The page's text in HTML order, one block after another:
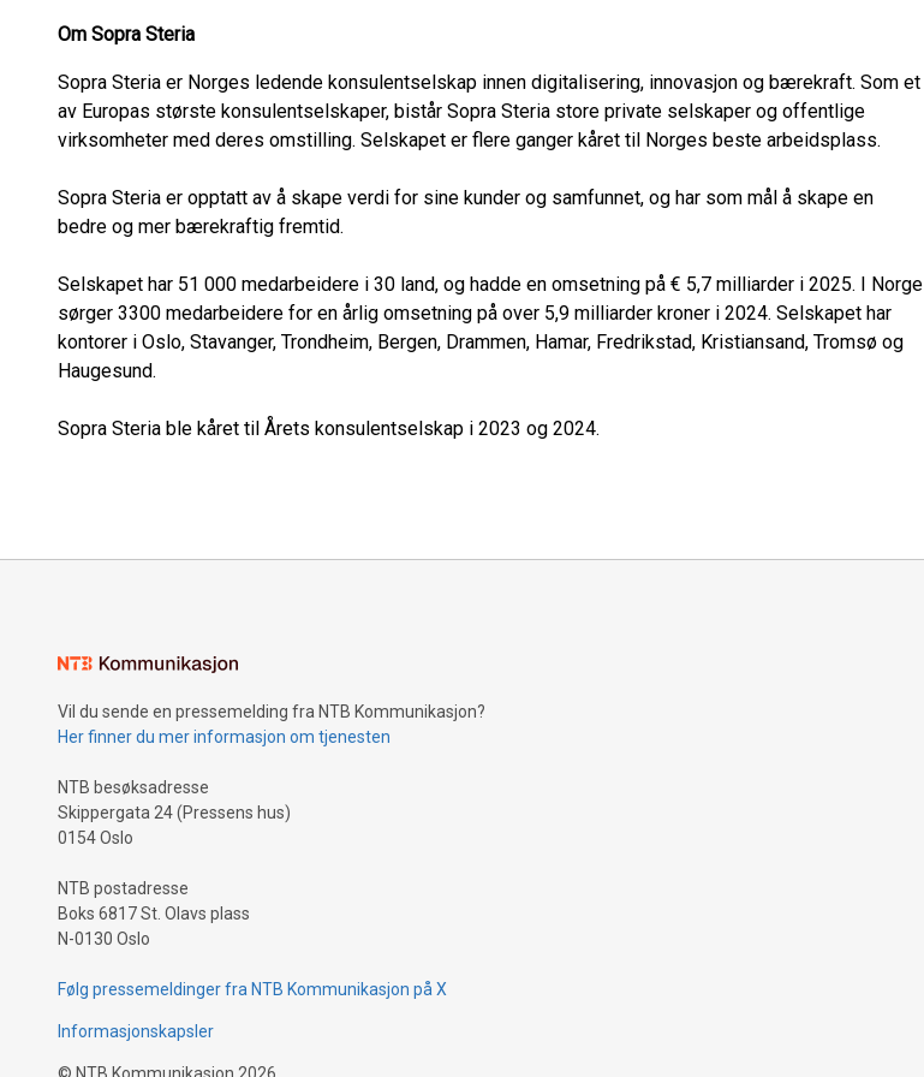
Om Sopra Steria
Sopra Steria er Norges ledende konsulentselskap innen digitalisering, innovasjon og bærekraft. Som et
av Europas største konsulentselskaper, bistår Sopra Steria store private selskaper og offentlige
virksomheter med deres omstilling. Selskapet er flere ganger kåret til Norges beste arbeidsplass.
Sopra Steria er opptatt av å skape verdi for sine kunder og samfunnet, og har som mål å skape en
bedre og mer bærekraftig fremtid.
Selskapet har 51 000 medarbeidere i 30 land, og hadde en omsetning på € 5,7 milliarder i 2025. I Norge
sørger 3300 medarbeidere for en årlig omsetning på over 5,9 milliarder kroner i 2024. Selskapet har
kontorer i Oslo, Stavanger, Trondheim, Bergen, Drammen, Hamar, Fredrikstad, Kristiansand, Tromsø og
Haugesund.
Sopra Steria ble kåret til Årets konsulentselskap i 2023 og 2024.
Vil du sende en pressemelding fra NTB Kommunikasjon?
Her finner du mer informasjon om tjenesten
NTB besøksadresse
Skippergata 24 (Pressens hus)
0154 Oslo
NTB postadresse
Boks 6817 St. Olavs plass
N-0130 Oslo
Følg pressemeldinger fra NTB Kommunikasjon på X
Informasjonskapsler